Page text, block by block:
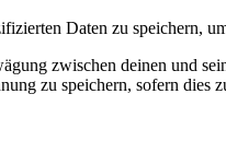
Daten zu speichern,
zwischen deinen und
zu speichern, sofern